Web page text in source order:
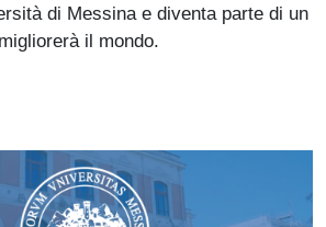
di Messina e diventa parte di un
il mondo.